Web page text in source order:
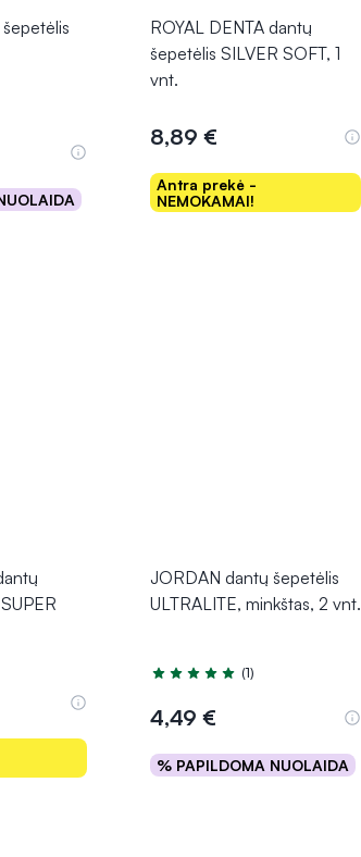
ROYAL DENTA dantų
šepetėlis SILVER SOFT, 1
vnt.
8,89 €
Antra prekė -
NEMOKAMAI!
Į krepšelį
JORDAN dantų šepetėlis
ULTRALITE, minkštas, 2 vnt.
Įvertinimas 5.0 iš 5
(1)
4,49 €
% PAPILDOMA NUOLAIDA
Į krepšelį